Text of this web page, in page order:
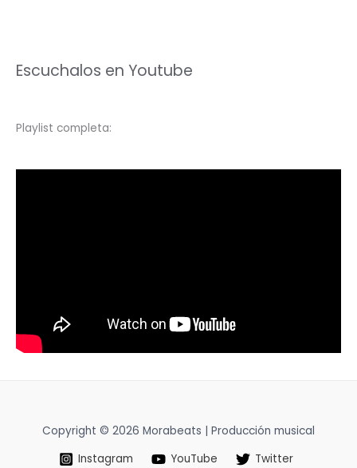
Escuchalos en Youtube
Playlist completa:
Copyright © 2026 Morabeats | Producción musical
Instagram
YouTube Twitter